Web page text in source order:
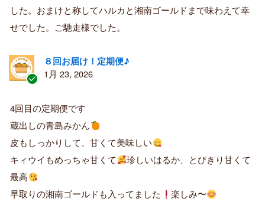
者
した。おまけと称してハルカと湘南ゴールドまで味わえて幸
せでした。ご馳走様でした。
証
済
み
購
者
８回お届け！定期便♪
1月 23, 2026
4回目の定期便です
蔵出しの青島みかん
皮もしっかりして、甘くて美味しい
キィウイもめっちゃ甘くて
珍しいはるか、とびきり甘くて
最高
早取りの湘南ゴールドも入ってました
楽しみ〜